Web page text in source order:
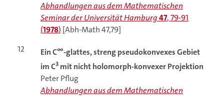
Abhandlungen aus dem Mathematischen
Seminar der Universität Hamburg47, 79-91
(1978) [Abh-Math 47,79]
12
Ein C∞-glattes, streng pseudokonvexes Gebiet
im C3 mit nicht holomorph-konvexer Projektion
Peter Pflug
Abhandlungen aus dem Mathematischen